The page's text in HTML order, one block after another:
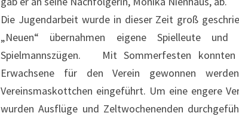
Die Jugendarbeit wurde in dieser Zeit groß
„Neuen“ übernahmen eigene Spielleute und
Spielmannszügen. Mit Sommerfesten
Erwachsene für den Verein gewonnen
Vereinsmaskottchen eingeführt. Um eine engere
wurden Ausflüge und Zeltwochenenden